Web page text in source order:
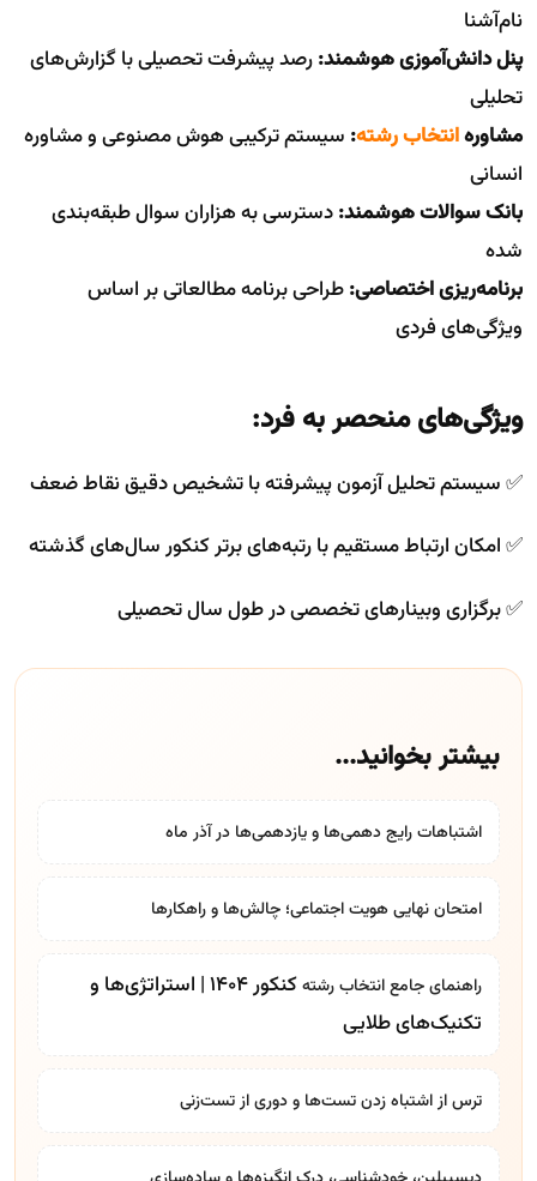
نام‌آشنا
پنل دانش‌آموزی هوشمند:رصد پیشرفت تحصیلی با گزارش‌های
تحلیلی
مشاورهانتخاب رشته: سیستم ترکیبی هوش مصنوعی و مشاوره
انسانی
بانک سوالات هوشمند:دسترسی به هزاران سوال طبقه‌بندی
شده
برنامه‌ریزی اختصاصی:طراحی برنامه مطالعاتی بر اساس
ویژگی‌های فردی
ویژگی‌های منحصر به فرد:
✅ سیستم تحلیل آزمون پیشرفته با تشخیص دقیق نقاط ضعف
✅ امکان ارتباط مستقیم با رتبه‌های برتر کنکور سال‌های گذشته
✅ برگزاری وبینارهای تخصصی در طول سال تحصیلی
بیشتر بخوانید...
اشتباهات رایج دهمی‌ها و یازدهمی‌ها در آذر ماه
امتحان نهایی هویت اجتماعی؛ چالش‌ها و راهکارها
راهنمای جامعانتخاب رشته
کنکور 1404 | استراتژی‌ها و
تکنیک‌های طلایی
ترس از اشتباه زدن تست‌ها و دوری از تست‌زنی